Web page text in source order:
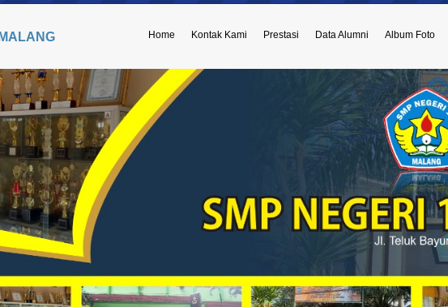
Home Kontak Kami Prestasi Data Alumni Album Foto